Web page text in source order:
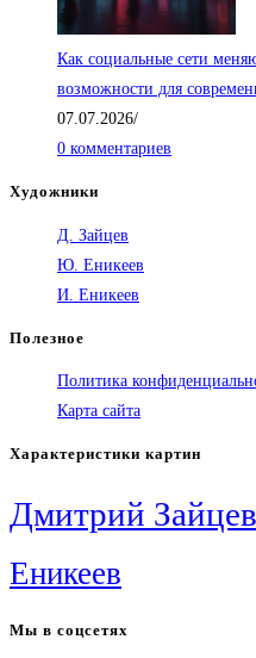
Как социальные сети
возможности для
07.07.2026/
0 комментариев
Художники
Д. Зайцев
Ю. Еникеев
И. Еникеев
Полезное
Политика
Карта сайта
Характеристики картин
Дмитрий Зайцев
Еникеев
Мы в соцсетях